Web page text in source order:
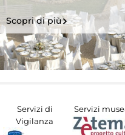
Scopri di più
Servizi di
Vigilanza
Servizi